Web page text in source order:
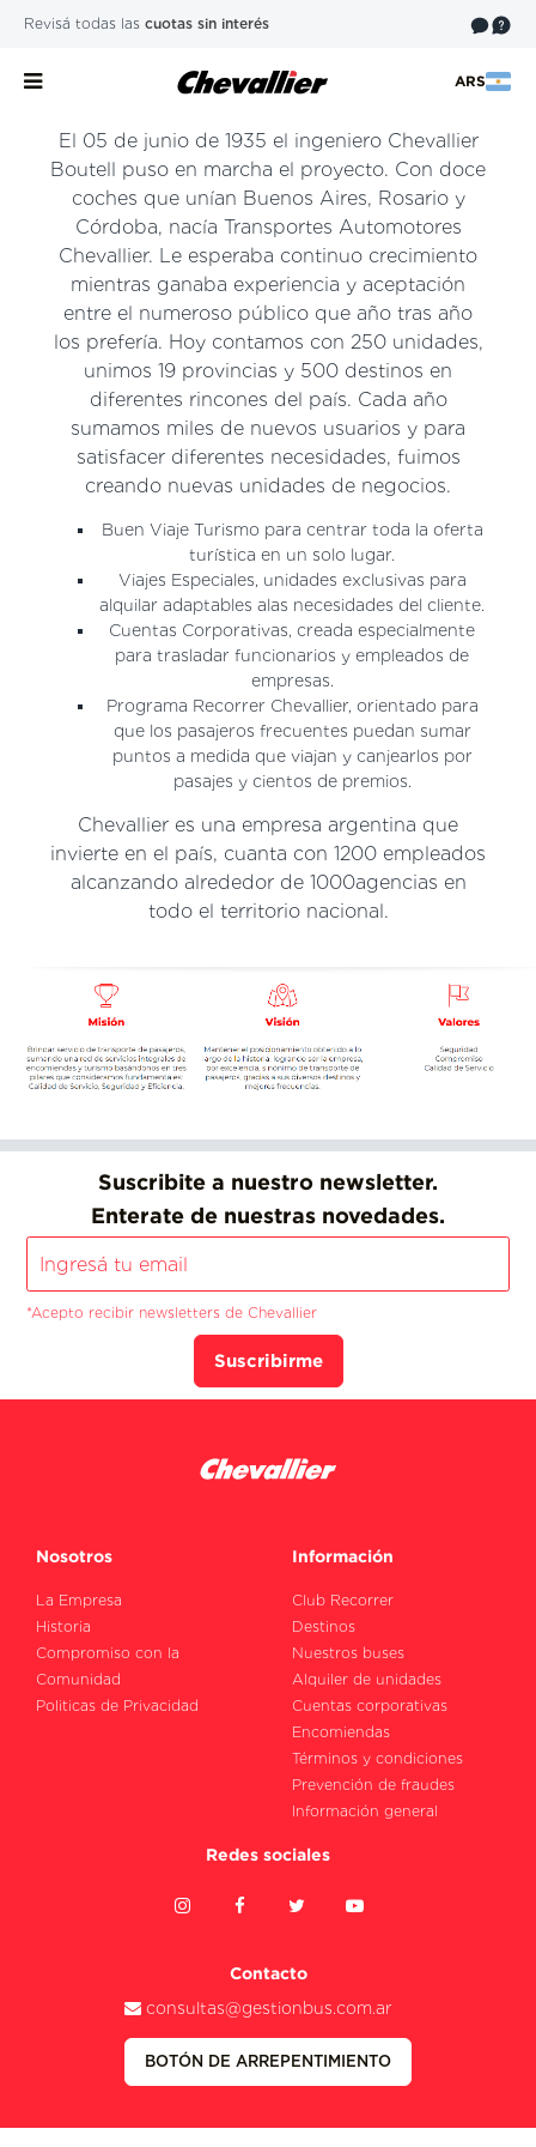
Revisá todas las cuotas sin interés
ARS
El 05 de junio de 1935 el ingeniero Chevallier
Boutell puso en marcha el proyecto. Con doce
coches que unían Buenos Aires, Rosario y
Córdoba, nacía Transportes Automotores
Chevallier. Le esperaba continuo crecimiento
mientras ganaba experiencia y aceptación
entre el numeroso público que año tras año
los prefería. Hoy contamos con 250 unidades,
unimos 19 provincias y 500 destinos en
diferentes rincones del país. Cada año
sumamos miles de nuevos usuarios y para
satisfacer diferentes necesidades, fuimos
creando nuevas unidades de negocios.
Buen Viaje Turismo para centrar toda la oferta
turística en un solo lugar.
Viajes Especiales, unidades exclusivas para
alquilar adaptables alas necesidades del cliente.
Cuentas Corporativas, creada especialmente
para trasladar funcionarios y empleados de
empresas.
Programa Recorrer Chevallier, orientado para
que los pasajeros frecuentes puedan sumar
puntos a medida que viajan y canjearlos por
pasajes y cientos de premios.
Chevallier es una empresa argentina que
invierte en el país, cuanta con 1200 empleados
alcanzando alrededor de 1000agencias en
todo el territorio nacional.
Suscribite a nuestro newsletter.
Enterate de nuestras novedades.
*Acepto recibir newsletters de Chevallier
Suscribirme
Nosotros
La Empresa
Historia
Compromiso con la
Comunidad
Politicas de Privacidad
Información
Club Recorrer
Destinos
Nuestros buses
Alquiler de unidades
Cuentas corporativas
Encomiendas
Términos y condiciones
Prevención de fraudes
Información general
Redes sociales
Contacto
consultas@gestionbus.com.ar
BOTÓN DE ARREPENTIMIENTO